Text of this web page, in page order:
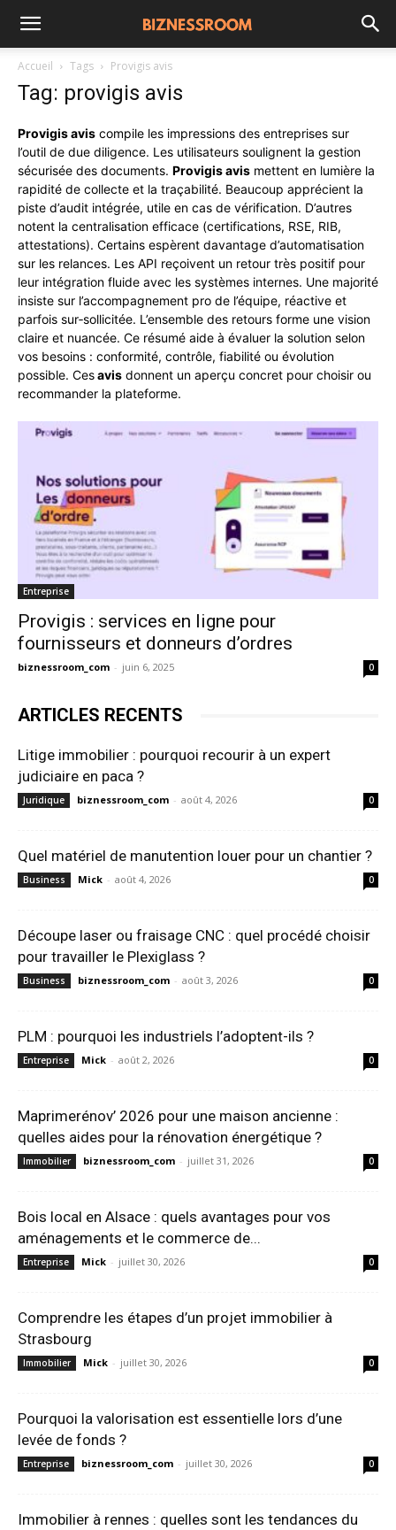
Accueil Tags Provigis avis
Tag: provigis avis
Provigis avis compile les impressions des entreprises sur
l’outil de due diligence. Les utilisateurs soulignent la gestion
sécurisée des documents. Provigis avis mettent en lumière la
rapidité de collecte et la traçabilité. Beaucoup apprécient la
piste d’audit intégrée, utile en cas de vérification. D’autres
notent la centralisation efficace (certifications, RSE, RIB,
attestations). Certains espèrent davantage d’automatisation
sur les relances. Les API reçoivent un retour très positif pour
leur intégration fluide avec les systèmes internes. Une majorité
insiste sur l’accompagnement pro de l’équipe, réactive et
parfois sur‑sollicitée. L’ensemble des retours forme une vision
claire et nuancée. Ce résumé aide à évaluer la solution selon
vos besoins : conformité, contrôle, fiabilité ou évolution
possible. Cesavis donnent un aperçu concret pour choisir ou
recommander la plateforme.
Entreprise
Provigis : services en ligne pour
fournisseurs et donneurs d’ordres
biznessroom_com - juin 6, 2025 0
ARTICLES RECENTS
Litige immobilier : pourquoi recourir à un expert
judiciaire en paca ?
Juridique biznessroom_com - août 4, 2026 0
Quel matériel de manutention louer pour un chantier ?
Business Mick - août 4, 2026 0
Découpe laser ou fraisage CNC : quel procédé choisir
pour travailler le Plexiglass ?
Business biznessroom_com - août 3, 2026 0
PLM : pourquoi les industriels l’adoptent-ils ?
Entreprise Mick - août 2, 2026 0
Maprimerénov’ 2026 pour une maison ancienne :
quelles aides pour la rénovation énergétique ?
Immobilier biznessroom_com - juillet 31, 2026 0
Bois local en Alsace : quels avantages pour vos
aménagements et le commerce de...
Entreprise Mick - juillet 30, 2026 0
Comprendre les étapes d’un projet immobilier à
Strasbourg
Immobilier Mick - juillet 30, 2026 0
Pourquoi la valorisation est essentielle lors d’une
levée de fonds ?
Entreprise biznessroom_com - juillet 30, 2026 0
Immobilier à rennes : quelles sont les tendances du